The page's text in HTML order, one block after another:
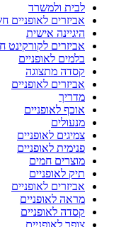
לבית ולמשרד
אביזרים לאופניים
היגיינה אישית
אביזרים לקורקינט
בלמים לאופניים
קסדה מתצוגה
אביזרים לאופניים
מדריך
אוכף לאופניים
מנעולים
צמיגים לאופניים
פנימית לאופניים
מוצרים חמים
תיק לאופניים
אביזרים לאופניים
מראה לאופניים
קסדה לאופניים
צופר לאופניים